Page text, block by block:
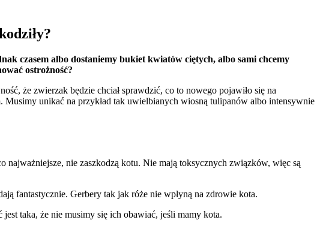
czasem albo dostaniemy bukiet kwiatów ciętych, albo sami chcemy
ostrożność?
że zwierzak będzie chciał sprawdzić, co to nowego pojawiło się na
unikać na przykład tak uwielbianych wiosną tulipanów albo intensywnie
najważniejsze, nie zaszkodzą kotu. Nie mają toksycznych związków, więc są
fantastycznie. Gerbery tak jak róże nie wpłyną na zdrowie kota.
taka, że nie musimy się ich obawiać, jeśli mamy kota.